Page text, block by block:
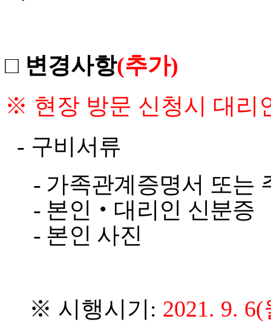
□ 변경사항(추가)
※ 현장 방문 신청시 대리
- 구비서류
- 가족관계증명서 또는
- 본인 ‧ 대리인 신분증
- 본인 사진
※ 시행시기: 2021. 9.